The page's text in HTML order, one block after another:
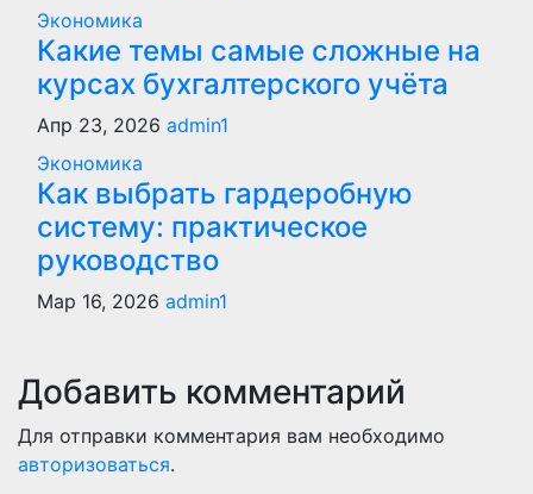
Экономика
Какие темы самые сложные на
курсах бухгалтерского учёта
Апр 23, 2026 admin1
Экономика
Как выбрать гардеробную
систему: практическое
руководство
Мар 16, 2026 admin1
Добавить комментарий
Для отправки комментария вам необходимо
авторизоваться.